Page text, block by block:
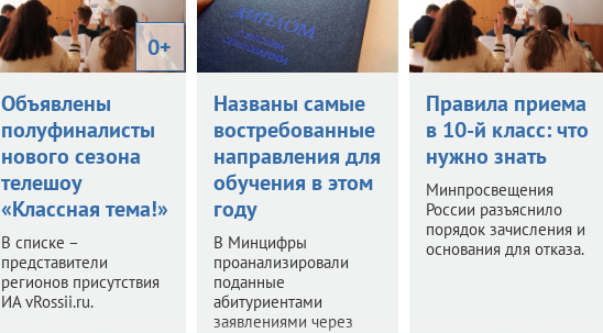
0+
Объявлены
полуфиналисты
нового сезона
телешоу
«Классная тема!»
В списке –
представители
регионов присутствия
ИА vRossii.ru.
Названы самые
востребованные
направления для
обучения в этом
году
В Минцифры
проанализировали
поданные
абитуриентами
заявлениями через
Правила приема
в 10-й класс: что
нужно знать
Минпросвещения
России разъяснило
порядок зачисления и
основания для отказа.